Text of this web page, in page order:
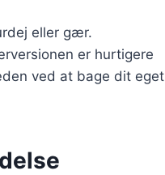
eller gær.
er hurtigere
ved at bage dit eget